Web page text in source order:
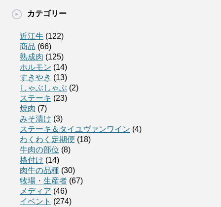
カテゴリー
近江牛 (122)
商品 (66)
熟成肉 (125)
ホルモン (14)
すきやき (13)
しゃぶしゃぶ (2)
ステーキ (23)
焼肉 (7)
みそ漬け (3)
ステーキ＆タイユヴァンワイン (4)
わくわく定期便 (18)
牛肉の部位 (8)
格付け (14)
肉牛の品種 (30)
牧場・生産者 (67)
メディア (46)
イベント (274)